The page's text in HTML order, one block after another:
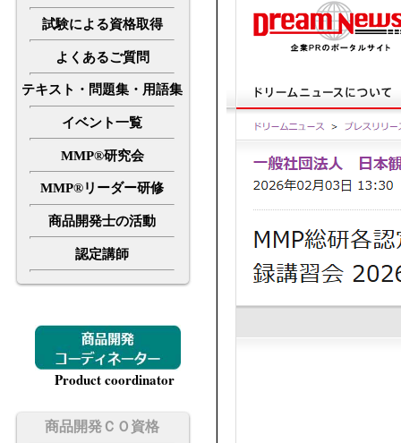
試験による資格取得
よくあるご質問
テキスト・問題集・用語集
イベント一覧
MMP®研究会
MMP®リーダー研修
商品開発士の活動
認定講師
Product coordinator
商品開発ＣＯ資格